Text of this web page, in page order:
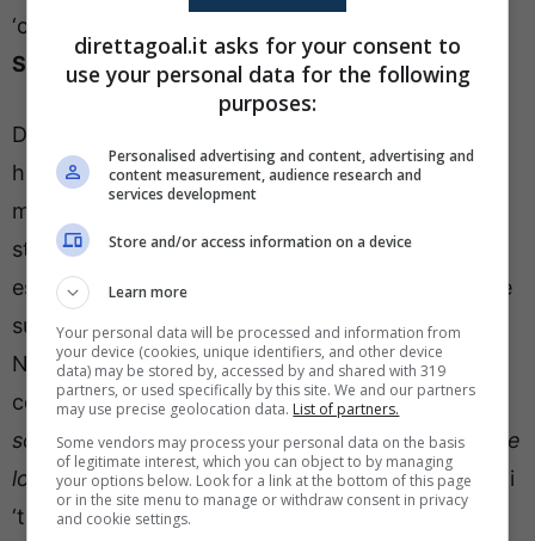
‘colpito’ senza pietà dalle parole del giornalista
Sandro Sabatini
Durante l’ultima puntata di ‘Pressing’ il tema caldo
ha riguardato proprio Spalletti e la Juventus, un
matrimonio che ha scaldato subito gli animi in
studio. E Sabatini non le ha mandate a dire,
esprimendo con estrema sincerità la sua opinione
sulla decisione dell’ex tecnico di Roma, Inter e
Napoli di approdare alla Continassa a stagione in
corso.“Spero di sbagliare ma mi pare si stia
sottovalutando il trauma della Nazionale, spero se
lo sia tolto”.Poi un focus proprio sulla decisione di
‘tradire’ Napoli e i napoletani e di trasferirsi
direttagoal.it asks for your consent to
use your personal data for the following
purposes:
Personalised advertising and content, advertising and
content measurement, audience research and
services development
Store and/or access information on a device
Learn more
Your personal data will be processed and information from
your device (cookies, unique identifiers, and other device
data) may be stored by, accessed by and shared with 319
partners, or used specifically by this site. We and our partners
may use precise geolocation data. List of partners.
Some vendors may process your personal data on the basis
of legitimate interest, which you can object to by managing
your options below. Look for a link at the bottom of this page
or in the site menu to manage or withdraw consent in privacy
and cookie settings.